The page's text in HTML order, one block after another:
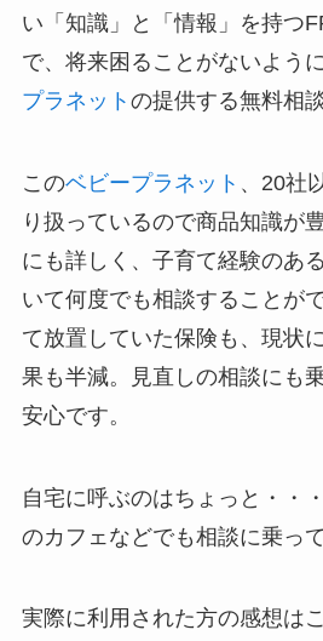
い「知識」と「情報」を持つ
で、将来困ることがないよう
プラネット の提供する無料相
このベビープラネット 、20社
り扱っているので商品知識が
にも詳しく、子育て経験のあ
いて何度でも相談することが
て放置していた保険も、現状
果も半減。見直しの相談にも
安心です。
自宅に呼ぶのはちょっと・・
のカフェなどでも相談に乗っ
実際に利用された方の感想はこ